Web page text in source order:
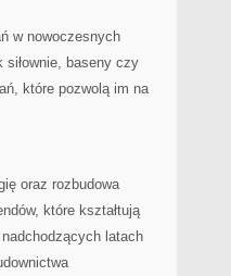
w nowoczesnych
siłownie, baseny czy
które pozwolą im ⁢na
oraz rozbudowa
które kształtują
latach